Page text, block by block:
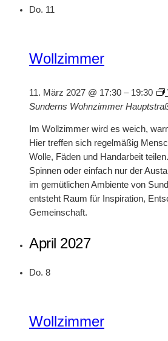
Do. 11
Wollzimmer
11. März 2027 @ 17:30 – 19:30
Sunderns Wohnzimmer
Im Wollzimmer wird es weich,
Hier treffen sich regelmäßig
Wolle, Fäden und Handarbeit
Spinnen oder einfach nur der
im gemütlichen Ambiente von
entsteht Raum für Inspiration,
Gemeinschaft.
April 2027
Do. 8
Wollzimmer